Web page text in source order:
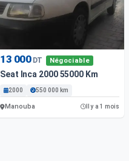
13 000 DT Négociable
Seat Inca 2000 55000 Km
2000 550 000 km
Manouba Il y a 1 mois